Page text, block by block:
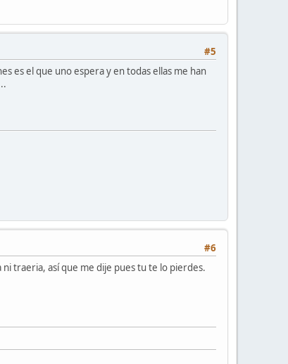
#5
es el que uno espera y en todas ellas me han
#6
traeria, así que me dije pues tu te lo pierdes.